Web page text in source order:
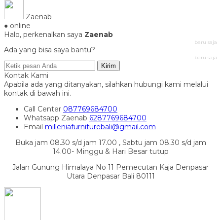
Zaenab
● online
Halo, perkenalkan saya Zaenab
baru saja
Ada yang bisa saya bantu?
baru saja
Kirim
Kontak Kami
Apabila ada yang ditanyakan, silahkan hubungi kami melalui
kontak di bawah ini.
Call Center 087769684700
Whatsapp Zaenab 6287769684700
Email milleniafurniturebali@gmail.com
Buka jam 08.30 s/d jam 17.00 , Sabtu jam 08.30 s/d jam
14.00- Minggu & Hari Besar tutup
Jalan Gunung Himalaya No 11 Pemecutan Kaja Denpasar
Utara Denpasar Bali 80111